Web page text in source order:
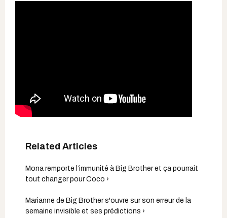
Mona remporte l’immunité à Big Brother et ça pourrait
tout changer pour Coco ›
Marianne de Big Brother s'ouvre sur son erreur de la
semaine invisible et ses prédictions ›